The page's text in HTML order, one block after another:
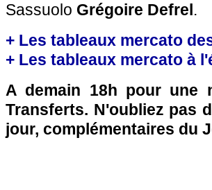
Sassuolo Grégoire Defrel.
+ Les tableaux mercato
+ Les tableaux mercato à
A demain 18h pour une
Transferts. N'oubliez pas
jour, complémentaires du